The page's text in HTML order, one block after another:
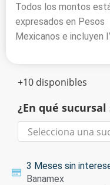
Todos los montos
expresados en Pesos
Mexicanos e incluyen
+10 disponibles
¿En qué
3 Meses sin
Banamex